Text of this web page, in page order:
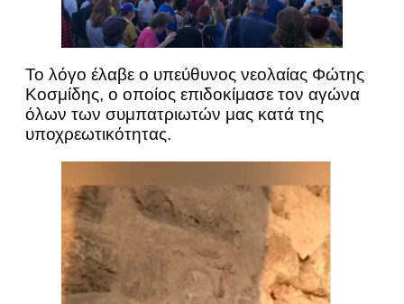
Το λόγο έλαβε ο υπεύθυνος νεολαίας Φώτης
Κοσμίδης, ο οποίος επιδοκίμασε τον αγώνα
όλων των συμπατριωτών μας κατά της
υποχρεωτικότητας.